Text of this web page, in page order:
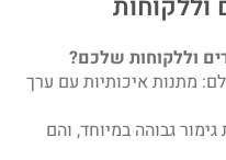
וללקוחות
וללקוחות שלכם?
מתנות איכותיות עם ערך
גבוהה במיוחד, והם